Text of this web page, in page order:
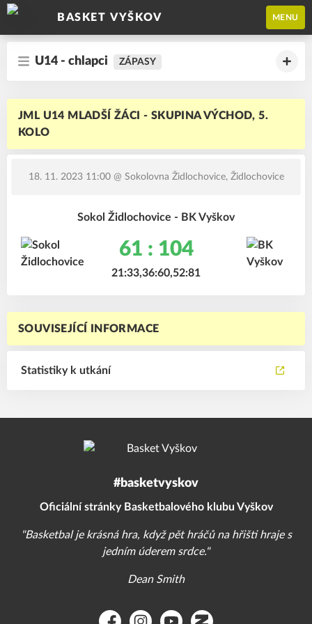
BASKET VYŠKOV MENU
U14 - chlapci ZÁPASY
JML U14 MLADŠÍ ŽÁCI - SKUPINA VÝCHOD, 5.
KOLO
18. 11. 2023 11:00@ Sokolovna Židlochovice, Židlochovice
Sokol Židlochovice - BK Vyškov
61 : 104
21:33,36:60,52:81
SOUVISEJÍCÍ INFORMACE
Statistiky k utkání
#basketvyskov
Oficiální stránky Basketbalového klubu Vyškov
"Basketbal je krásná hra, když pět hráčů na hřišti hraje s
jedním úderem srdce."
Dean Smith